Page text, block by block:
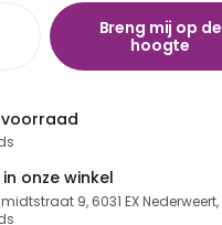
Breng mij op de
hoogte
onze winkel
9, 6031 EX Nederweert,